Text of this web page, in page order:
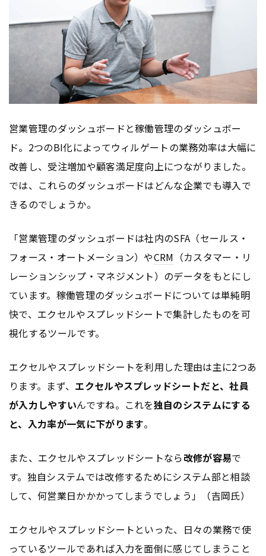
営業管理のダッシュボードと稼働管理のダッシュボー
ド。2つのBI化によってウィルゲートの業務効率は大幅に
改善し、受注増加や顧客満足度向上につながりました。
では、これらのダッシュボードはどんな企業でも導入で
きるのでしょうか。
「営業管理のダッシュボードは社内のSFA（セールス・
フォース・オートメーション）やCRM （カスタマー・リ
レーションシップ・マネジメント）のデータをもとにし
ています。稼働管理のダッシュボードについては単純明
快で、エクセルやスプレッドシートで集計したものを可
視化するツールです。
エクセルやスプレッドシートを利用した理由は主に2つあ
ります。まず、 エクセルやスプレッドシートだと、社員
が入力しやすいんですね。これを独自のシステムにする
と、入力率が一気に下がります。
また、エクセルやスプレッドシートなら改修が容易で
す。独自システムでは改修するためにシステム部と相談
して、何営業日かかかってしまうでしょう」（吉岡氏）
エクセルやスプレッドシートといった、日々の業務で使
っているツールであれば入力を面倒に感じてしまうこと